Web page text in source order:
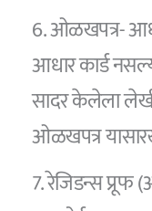
6. ओळखपत्र-
आधार कार्ड
सादर केलेला लेखी
ओळखपत्र
7. रेजिडन्स प्रूफ